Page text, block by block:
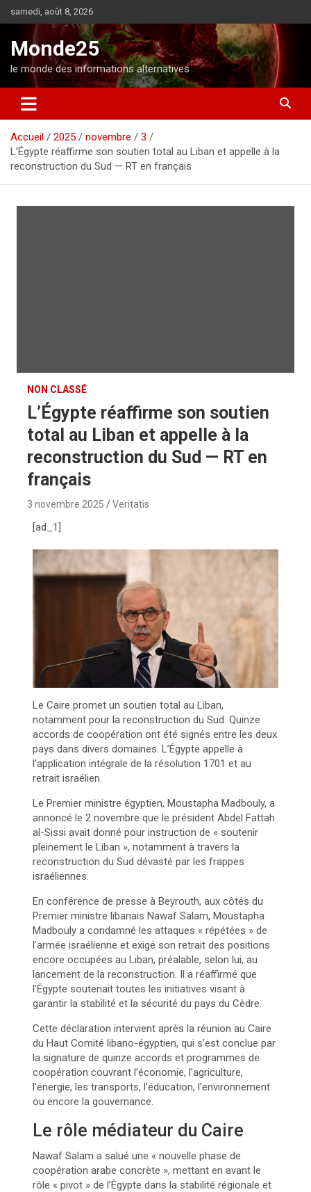
l
o
n
samedi, août 8, 2026
Monde25
le monde des informations alternatives
Accueil 2025 novembre
3
L’Égypte réaffirme son soutien total au Liban et appelle à la
reconstruction du Sud — RT en français
NON CLASSÉ
L’Égypte réaffirme son soutien
total au Liban et appelle à la
reconstruction du Sud — RT en
français
3 novembre 2025 Veritatis
[ad_1]
Le Caire promet un soutien total au Liban,
notamment pour la reconstruction du Sud. Quinze
accords de coopération ont été signés entre les deux
pays dans divers domaines. L’Égypte appelle à
l’application intégrale de la résolution 1701 et au
retrait israélien.
Le Premier ministre égyptien, Moustapha Madbouly, a
annoncé le 2 novembre que le président Abdel Fattah
al-Sissi avait donné pour instruction de « soutenir
pleinement le Liban », notamment à travers la
reconstruction du Sud dévasté par les frappes
israéliennes.
En conférence de presse à Beyrouth, aux côtés du
Premier ministre libanais Nawaf Salam, Moustapha
Madbouly a condamné les attaques « répétées » de
l’armée israélienne et exigé son retrait des positions
encore occupées au Liban, préalable, selon lui, au
lancement de la reconstruction. Il a réaffirmé que
l’Égypte soutenait toutes les initiatives visant à
garantir la stabilité et la sécurité du pays du Cèdre.
Cette déclaration intervient après la réunion au Caire
du Haut Comité libano-égyptien, qui s’est conclue par
la signature de quinze accords et programmes de
coopération couvrant l’économie, l’agriculture,
l’énergie, les transports, l’éducation, l’environnement
ou encore la gouvernance.
Le rôle médiateur du Caire
Nawaf Salam a salué une « nouvelle phase de
coopération arabe concrète », mettant en avant le
rôle « pivot » de l’Égypte dans la stabilité régionale et